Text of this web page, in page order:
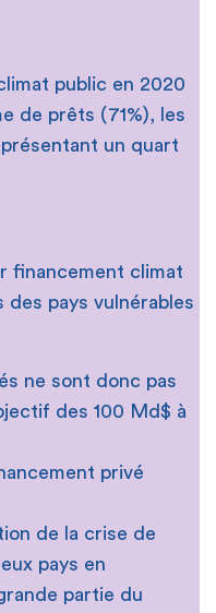
public en 2020
de prêts (71%), les
un quart
financement climat
pays vulnérables
ne sont donc pas
des 100 Md$ à
privé
de la crise de
pays en
partie du